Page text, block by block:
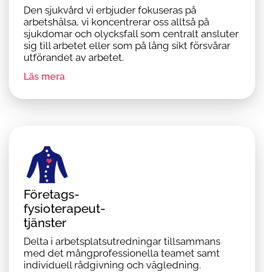
Den sjukvård vi erbjuder fokuseras på
arbetshälsa, vi koncentrerar oss alltså på
sjukdomar och olycksfall som centralt ansluter
sig till arbetet eller som på lång sikt försvårar
utförandet av arbetet.
Läs mera
Företags-
fysioterapeut-
tjänster
Delta i arbetsplatsutredningar tillsammans
med det mångprofessionella teamet samt
individuell rådgivning och vägledning.